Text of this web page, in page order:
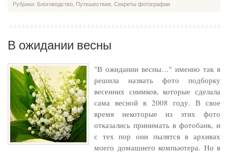
Рубрики: Блоговодство Путешествия Секреты фотографии
В ожидании весны
"В ожидании весны…" именно так я
решила назвать фото подборку
весенних снимков, которые сделала
сама весной в 2008 году. В свое
время некоторые из этих фото
отказались принимать в фотобанк, и
с тех пор они пылятся в архивах
моего домашнего компьютера. Но в